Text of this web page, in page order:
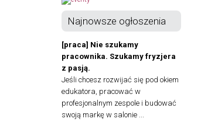
Najnowsze ogłoszenia
[praca] Nie szukamy
pracownika. Szukamy fryzjera
z pasją.
Jeśli chcesz rozwijać się pod okiem
edukatora, pracować w
profesjonalnym zespole i budować
swoją markę w salonie ...